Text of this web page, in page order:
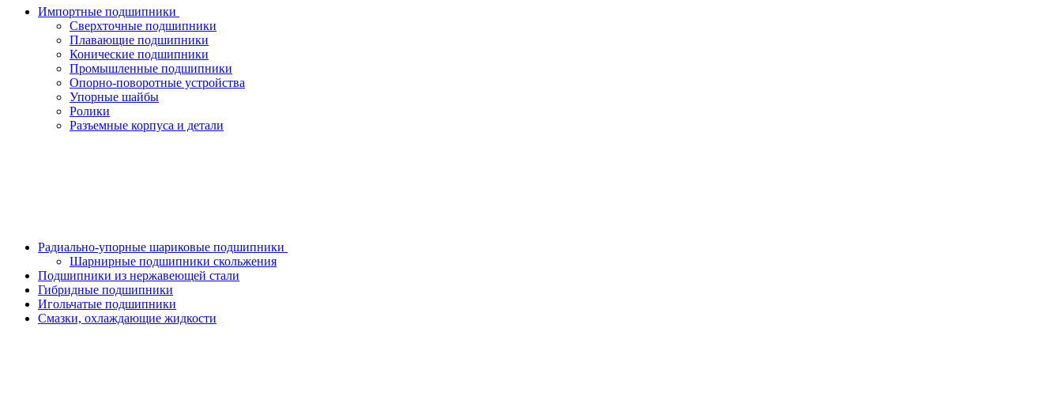
Импортные подшипники
Сверхточные подшипники
Плавающие подшипники
Конические подшипники
Промышленные подшипники
Опорно-поворотные устройства
Упорные шайбы
Ролики
Разъемные корпуса и детали
Радиально-упорные шариковые подшипники
Шарнирные подшипники скольжения
Подшипники из нержавеющей стали
Гибридные подшипники
Игольчатые подшипники
Смазки, охлаждающие жидкости